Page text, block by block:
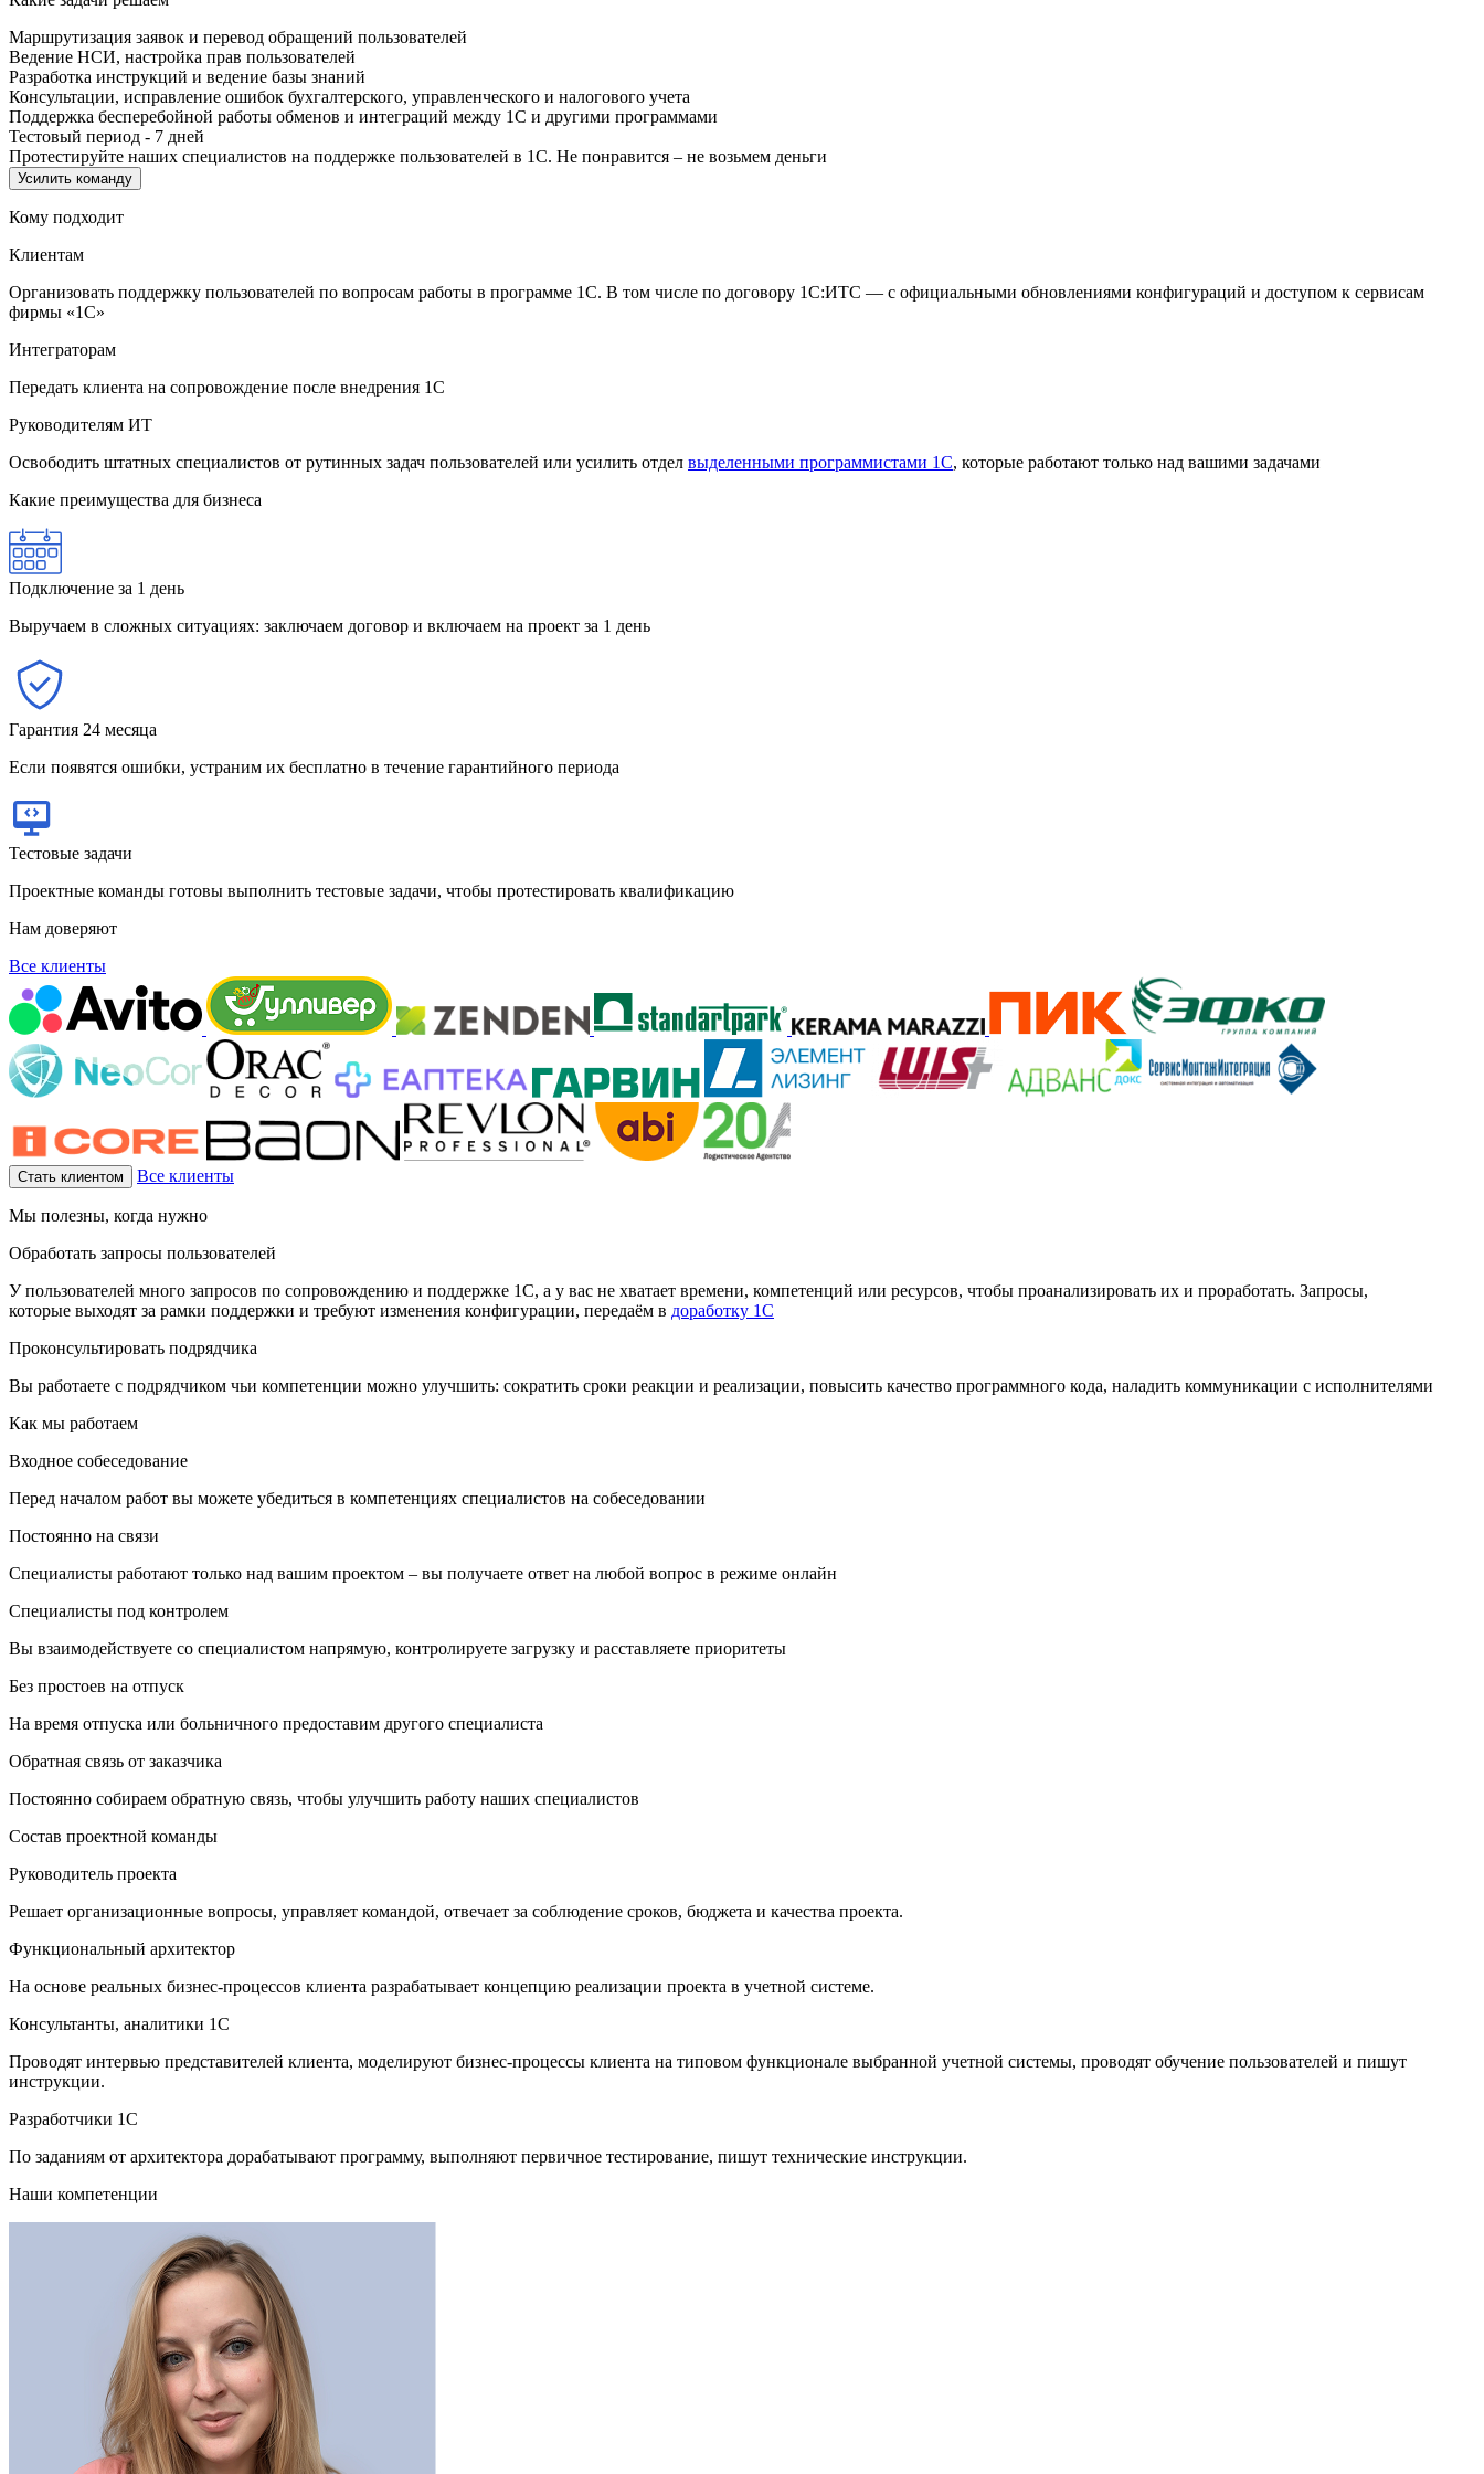
Маршрутизация заявок и перевод обращений пользователей
Ведение НСИ, настройка прав пользователей
Разработка инструкций и ведение базы знаний
Консультации, исправление ошибок бухгалтерского, управленческого и налогового учета
Поддержка бесперебойной работы обменов и интеграций между 1С и другими программами
Тестовый период - 7 дней
Протестируйте наших специалистов на поддержке пользователей в 1С. Не понравится – не возьмем деньги
Усилить команду
Кому подходит
Клиентам
Организовать поддержку пользователей по вопросам работы в программе 1С. В том числе по договору 1С:ИТС — с официальными обновлениями конфигураций и доступом к сервисам
фирмы «1С»
Интеграторам
Передать клиента на сопровождение после внедрения 1С
Руководителям ИТ
Освободить штатных специалистов от рутинных задач пользователей или усилить отдел выделенными программистами 1С, которые работают только над вашими задачами
Какие преимущества для бизнеса
Подключение за 1 день
Выручаем в сложных ситуациях: заключаем договор и включаем на проект за 1 день
Гарантия 24 месяца
Если появятся ошибки, устраним их бесплатно в течение гарантийного периода
Тестовые задачи
Проектные команды готовы выполнить тестовые задачи, чтобы протестировать квалификацию
Нам доверяют
Все клиенты
Стать клиентом Все клиенты
Мы полезны, когда нужно
Обработать запросы пользователей
У пользователей много запросов по сопровождению и поддержке 1С, а у вас не хватает времени, компетенций или ресурсов, чтобы проанализировать их и проработать. Запросы,
которые выходят за рамки поддержки и требуют изменения конфигурации, передаём в доработку 1С
Проконсультировать подрядчика
Вы работаете с подрядчиком чьи компетенции можно улучшить: сократить сроки реакции и реализации, повысить качество программного кода, наладить коммуникации с исполнителями
Как мы работаем
Входное собеседование
Перед началом работ вы можете убедиться в компетенциях специалистов на собеседовании
Постоянно на связи
Специалисты работают только над вашим проектом – вы получаете ответ на любой вопрос в режиме онлайн
Специалисты под контролем
Вы взаимодействуете со специалистом напрямую, контролируете загрузку и расставляете приоритеты
Без простоев на отпуск
На время отпуска или больничного предоставим другого специалиста
Обратная связь от заказчика
Постоянно собираем обратную связь, чтобы улучшить работу наших специалистов
Состав проектной команды
Руководитель проекта
Решает организационные вопросы, управляет командой, отвечает за соблюдение сроков, бюджета и качества проекта.
Функциональный архитектор
На основе реальных бизнес-процессов клиента разрабатывает концепцию реализации проекта в учетной системе.
Консультанты, аналитики 1С
Проводят интервью представителей клиента, моделируют бизнес-процессы клиента на типовом функционале выбранной учетной системы, проводят обучение пользователей и пишут
инструкции.
Разработчики 1С
По заданиям от архитектора дорабатывают программу, выполняют первичное тестирование, пишут технические инструкции.
Наши компетенции